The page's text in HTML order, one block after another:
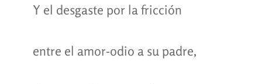
Y el desgaste por la fricción
entre el amor-odio a su padre,